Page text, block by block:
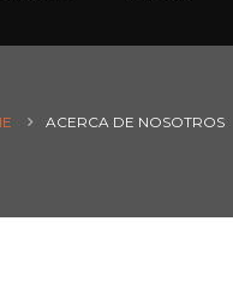
ACERCA DE NOSOTROS